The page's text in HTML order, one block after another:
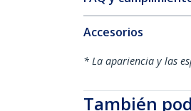
Accesorios
* La apariencia y las
También